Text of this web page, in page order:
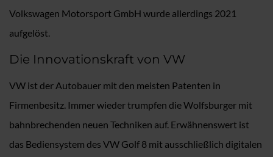
Volkswagen Motorsport GmbH wurde allerdings 2021
aufgelöst.
Die Innovationskraft von VW
VW ist der Autobauer mit den meisten Patenten in
Firmenbesitz. Immer wieder trumpfen die Wolfsburger mit
bahnbrechenden neuen Techniken auf. Erwähnenswert ist
das Bediensystem des VW Golf 8 mit ausschließlich digitalen